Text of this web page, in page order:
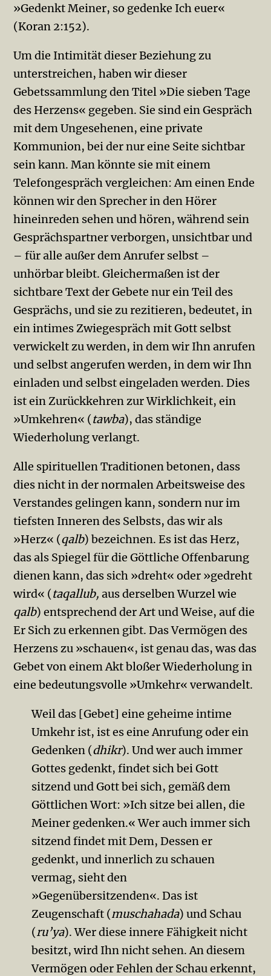
»Ge­denkt Meiner, so gedenke Ich euer«
(Koran 2:152).
Um die Intimität dieser Beziehung zu
unterstreichen, haben wir dieser
Gebetssammlung den Titel »Die sieben Tage
des Herzens« gegeben. Sie sind ein Gespräch
mit dem Ungesehenen, eine private
Kommunion, bei der nur eine Seite sichtbar
sein kann. Man könnte sie mit einem
Telefongespräch vergleichen: Am einen Ende
können wir den Sprecher in den Hörer
hineinreden sehen und hören, während sein
Gesprächspartner verborgen, unsichtbar und
– für alle außer dem Anrufer selbst –
unhörbar bleibt. Gleichermaßen ist der
sichtbare Text der Gebete nur ein Teil des
Gesprächs, und sie zu rezitieren, bedeutet, in
ein intimes Zwiegespräch mit Gott selbst
verwickelt zu werden, in dem wir Ihn anrufen
und selbst angerufen werden, in dem wir Ihn
einladen und selbst eingeladen werden. Dies
ist ein Zurückkehren zur Wirklichkeit, ein
»Umkehren« (taw­ba), das ständige
Wiederholung verlangt.
Alle spirituellen Traditi­onen betonen, dass
dies nicht in der normalen Arbeitsweise des
Verstandes gelingen kann, sondern nur im
tiefsten Inneren des Selbsts, das wir als
»Herz« (qalb) bezeichnen. Es ist das Herz,
das als Spiegel für die Göttliche Offenbarung
dienen kann, das sich »dreht« oder »gedreht
wird« (taqallub, aus derselben Wurzel wie
qalb) entsprechend der Art und Weise, auf die
Er Sich zu erkennen gibt. Das Vermögen des
Herzens zu »schauen«, ist genau das, was das
Gebet von einem Akt bloßer Wiederholung in
eine bedeutungsvolle »Umkehr« verwandelt.
Weil das [Gebet] eine geheime intime
Umkehr ist, ist es eine Anrufung oder ein
Gedenken (dhikr). Und wer auch immer
Gottes gedenkt, findet sich bei Gott
sitzend und Gott bei sich, gemäß dem
Göttlichen Wort: »Ich sitze bei allen, die
Meiner gedenken.« Wer auch immer sich
sitzend findet mit Dem, Dessen er
gedenkt, und innerlich zu schauen
vermag, sieht den
»Gegenübersitzenden«. Das ist
Zeugenschaft (muschahada) und Schau
(ru’ya). Wer diese innere Fähigkeit nicht
besitzt, wird Ihn nicht sehen. An diesem
Vermögen oder Fehlen der Schau erkennt,